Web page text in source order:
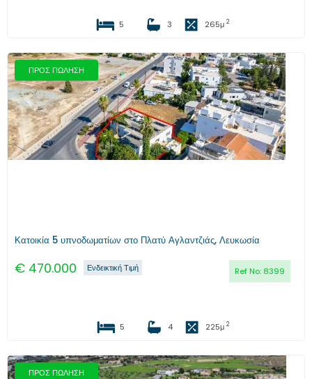
5 3 265μ 2
ΠΡΟΣ ΠΩΛΗΣΗ
Προηγούμενο Επόμενο
Κατοικία 5 υπνοδωματίων στο Πλατύ Αγλαντζιάς, Λευκωσία
€ 470.000 Ref No: 8399
Ενδεικτική Τιμή
5 4 225μ 2
ΠΡΟΣ ΠΩΛΗΣΗ